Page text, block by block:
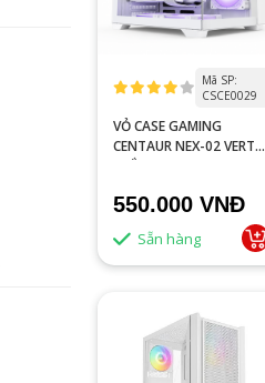
Mã SP:
CSCE0029
VỎ CASE GAMING
CENTAUR NEX-02 VERTEX
TRẮNG
550.000 VNĐ
Sẵn hàng